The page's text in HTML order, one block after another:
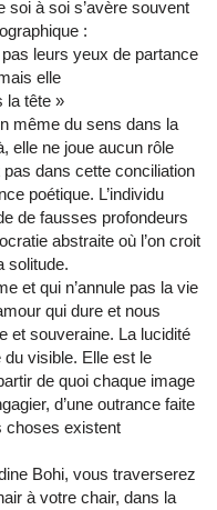
soi à soi s’avère souvent
:
leurs yeux de partance
elle
la tête »
même du sens dans la
elle ne joue aucun rôle
dans cette conciliation
poétique. L’individu
de fausses profondeurs
abstraite où l’on croit
solitude.
et qui n’annule pas la vie
qui dure et nous
et souveraine. La lucidité
visible. Elle est le
de quoi chaque image
d’une outrance faite
choses existent
Bohi, vous traverserez
à votre chair, dans la